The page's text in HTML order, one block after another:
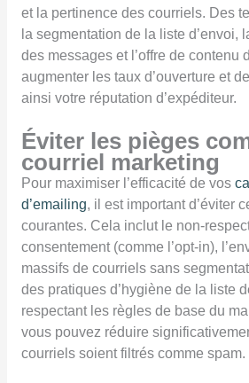
et la pertinence des courriels. Des
la segmentation de la liste d’envoi,
des messages et l’offre de contenu
augmenter les taux d’ouverture et
ainsi votre réputation d’expéditeur.
Éviter les pièges
courriel marketing
Pour maximiser l’efficacité de vos
d’emailing, il est important d’éviter
courantes. Cela inclut le non-
consentement (comme l’opt-in),
massifs de courriels sans
des pratiques d’hygiène de la liste
respectant les règles de base du
vous pouvez réduire
courriels soient filtrés comme spam.